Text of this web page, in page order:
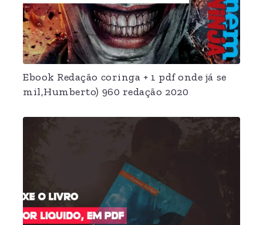
Ebook Redação coringa + 1 pdf onde já se
mil,Humberto) 960 redação 2020